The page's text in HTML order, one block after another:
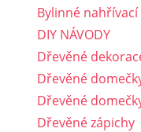
Bylinné
DIY NÁVODY
Dřevěné
Dřevěné
Dřevěné
Dřevěné zápichy